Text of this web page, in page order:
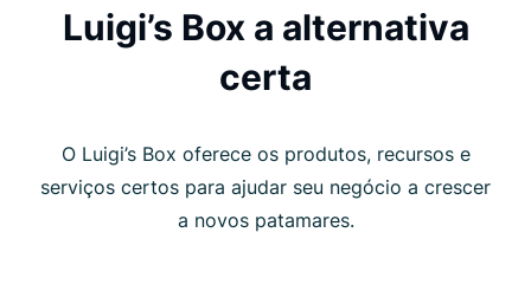
Luigi’s Box a alternativa
certa
O Luigi’s Box oferece os produtos, recursos e
serviços certos para ajudar seu negócio a crescer
a novos patamares.